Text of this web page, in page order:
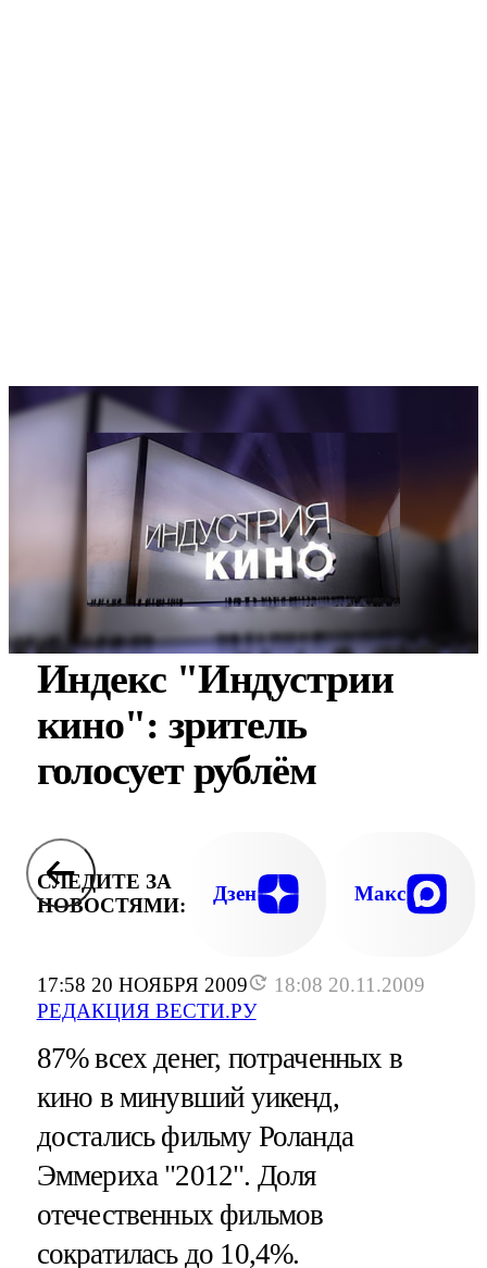
17:58 20 НОЯБРЯ 2009
18:08 20.11.2009
РЕДАКЦИЯ ВЕСТИ.РУ
Индекс "Индустрии
кино": зритель
голосует рублём
СЛЕДИТЕ ЗА
НОВОСТЯМИ:
Дзен Макс
87% всех денег, потраченных в
кино в минувший уикенд,
достались фильму Роланда
Эммериха "2012". Доля
отечественных фильмов
сократилась до 10,4%.